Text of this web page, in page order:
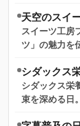
天空のスイ
スイーツ工房
ツ」の魅力を
シダックス
シダックス栄
束を深める日。